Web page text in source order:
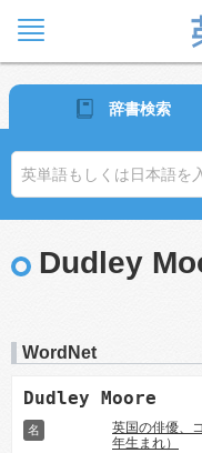
辞書検索
Dudley
WordNet
Dudley Moore
名
英国の俳優、
年生まれ）